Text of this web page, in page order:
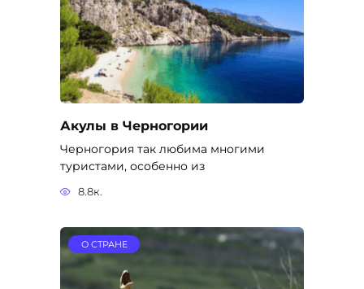
Акулы в Черногории
Черногория так любима многими
туристами, особенно из
8.8к.
О СТРАНЕ